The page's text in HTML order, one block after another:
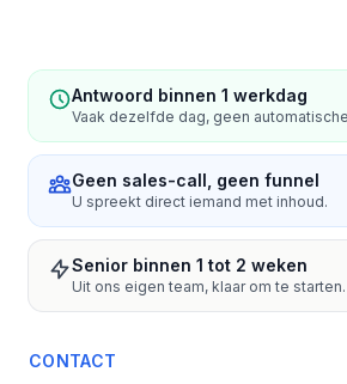
Antwoord binnen 1 werkdag
Vaak dezelfde dag, geen
Geen sales-call, geen funnel
U spreekt direct iemand met inhoud.
Senior binnen 1 tot 2 weken
Uit ons eigen team, klaar om te starten.
CONTACT